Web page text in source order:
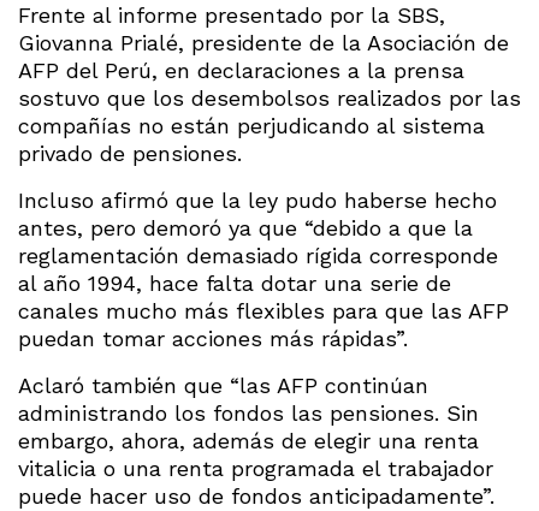
Frente al informe presentado por la SBS,
Giovanna Prialé, presidente de la Asociación de
AFP del Perú, en declaraciones a la prensa
sostuvo que los desembolsos realizados por las
compañías no están perjudicando al sistema
privado de pensiones.
Incluso afirmó que la ley pudo haberse hecho
antes, pero demoró ya que “debido a que la
reglamentación demasiado rígida corresponde
al año 1994, hace falta dotar una serie de
canales mucho más flexibles para que las AFP
puedan tomar acciones más rápidas”.
Aclaró también que “las AFP continúan
administrando los fondos las pensiones. Sin
embargo, ahora, además de elegir una renta
vitalicia o una renta programada el trabajador
puede hacer uso de fondos anticipadamente”.